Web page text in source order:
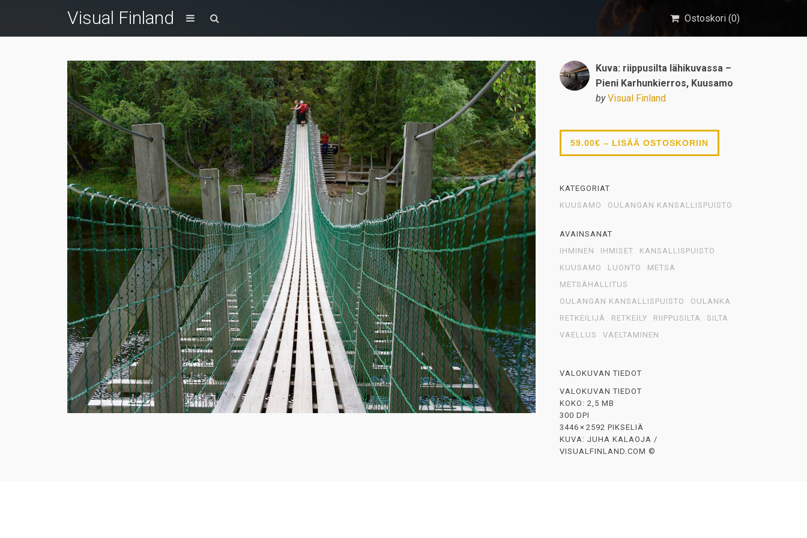
Visual Finland Ostoskori (0)
Kuva: riippusilta lähikuvassa –
Pieni Karhunkierros, Kuusamo
by Visual Finland
59.00€ – LISÄÄ OSTOSKORIIN
KATEGORIAT
KUUSAMO
OULANGAN KANSALLISPUISTO
AVAINSANAT
IHMINEN
IHMISET
KANSALLISPUISTO
KUUSAMO
LUONTO
METSÄ
METSÄHALLITUS
OULANGAN KANSALLISPUISTO
OULANKA
RETKEILIJÄ
RETKEILY RIIPPUSILTA
SILTA
VAELLUS
VAELTAMINEN
VALOKUVAN TIEDOT
VALOKUVAN TIEDOT
KOKO: 2,5 MB
300 DPI
3446 × 2592 PIKSELIÄ
KUVA: JUHA KALAOJA /
VISUALFINLAND.COM ©